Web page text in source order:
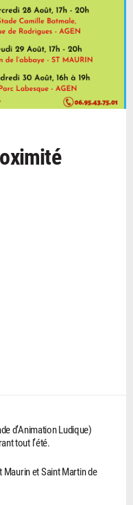
d’Animation Ludique)
tout l’été.
Maurin et Saint Martin de